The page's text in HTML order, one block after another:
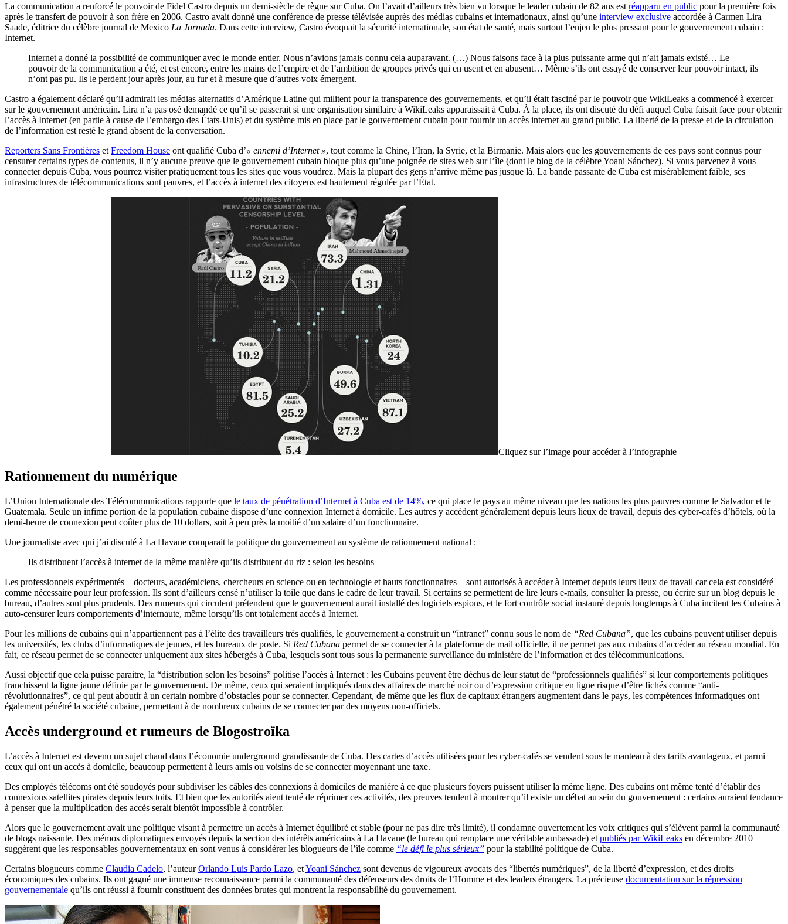
La communication a renforcé le pouvoir de Fidel Castro depuis un demi-siècle de règne sur Cuba. On l’avait d’ailleurs très bien vu lorsque le leader cubain de 82 ans est réapparu en public pour la première fois
après le transfert de pouvoir à son frère en 2006. Castro avait donné une conférence de presse télévisée auprès des médias cubains et internationaux, ainsi qu’une interview exclusive accordée à Carmen Lira
Saade, éditrice du célèbre journal de Mexico La Jornada. Dans cette interview, Castro évoquait la sécurité internationale, son état de santé, mais surtout l’enjeu le plus pressant pour le gouvernement cubain :
Internet.
Internet a donné la possibilité de communiquer avec le monde entier. Nous n’avions jamais connu cela auparavant. (…) Nous faisons face à la plus puissante arme qui n’ait jamais existé… Le
pouvoir de la communication a été, et est encore, entre les mains de l’empire et de l’ambition de groupes privés qui en usent et en abusent… Même s’ils ont essayé de conserver leur pouvoir intact, ils
n’ont pas pu. Ils le perdent jour après jour, au fur et à mesure que d’autres voix émergent.
Castro a également déclaré qu’il admirait les médias alternatifs d’Amérique Latine qui militent pour la transparence des gouvernements, et qu’il était fasciné par le pouvoir que WikiLeaks a commencé à exercer
sur le gouvernement américain. Lira n’a pas osé demandé ce qu’il se passerait si une organisation similaire à WikiLeaks apparaissait à Cuba. À la place, ils ont discuté du défi auquel Cuba faisait face pour obtenir
l’accès à Internet (en partie à cause de l’embargo des États-Unis) et du système mis en place par le gouvernement cubain pour fournir un accès internet au grand public. La liberté de la presse et de la circulation
de l’information est resté le grand absent de la conversation.
Reporters Sans Frontières et Freedom House ont qualifié Cuba d’« ennemi d’Internet », tout comme la Chine, l’Iran, la Syrie, et la Birmanie. Mais alors que les gouvernements de ces pays sont connus pour
censurer certains types de contenus, il n’y aucune preuve que le gouvernement cubain bloque plus qu’une poignée de sites web sur l’île (dont le blog de la célèbre Yoani Sánchez). Si vous parvenez à vous
connecter depuis Cuba, vous pourrez visiter pratiquement tous les sites que vous voudrez. Mais la plupart des gens n’arrive même pas jusque là. La bande passante de Cuba est misérablement faible, ses
infrastructures de télécommunications sont pauvres, et l’accès à internet des citoyens est hautement régulée par l’État.
Cliquez sur l’image pour accéder à l’infographie
Rationnement du numérique
L’Union Internationale des Télécommunications rapporte que le taux de pénétration d’Internet à Cuba est de 14%, ce qui place le pays au même niveau que les nations les plus pauvres comme le Salvador et le
Guatemala. Seule un infime portion de la population cubaine dispose d’une connexion Internet à domicile. Les autres y accèdent généralement depuis leurs lieux de travail, depuis des cyber-cafés d’hôtels, où la
demi-heure de connexion peut coûter plus de 10 dollars, soit à peu près la moitié d’un salaire d’un fonctionnaire.
Une journaliste avec qui j’ai discuté à La Havane comparait la politique du gouvernement au système de rationnement national :
Ils distribuent l’accès à internet de la même manière qu’ils distribuent du riz : selon les besoins
Les professionnels expérimentés – docteurs, académiciens, chercheurs en science ou en technologie et hauts fonctionnaires – sont autorisés à accéder à Internet depuis leurs lieux de travail car cela est considéré
comme nécessaire pour leur profession. Ils sont d’ailleurs censé n’utiliser la toile que dans le cadre de leur travail. Si certains se permettent de lire leurs e-mails, consulter la presse, ou écrire sur un blog depuis le
bureau, d’autres sont plus prudents. Des rumeurs qui circulent prétendent que le gouvernement aurait installé des logiciels espions, et le fort contrôle social instauré depuis longtemps à Cuba incitent les Cubains à
auto-censurer leurs comportements d’internaute, même lorsqu’ils ont totalement accès à Internet.
Pour les millions de cubains qui n’appartiennent pas à l’élite des travailleurs très qualifiés, le gouvernement a construit un “intranet” connu sous le nom de “Red Cubana”, que les cubains peuvent utiliser depuis
les universités, les clubs d’informatiques de jeunes, et les bureaux de poste. Si Red Cubana permet de se connecter à la plateforme de mail officielle, il ne permet pas aux cubains d’accéder au réseau mondial. En
fait, ce réseau permet de se connecter uniquement aux sites hébergés à Cuba, lesquels sont tous sous la permanente surveillance du ministère de l’information et des télécommunications.
Aussi objectif que cela puisse paraitre, la “distribution selon les besoins” politise l’accès à Internet : les Cubains peuvent être déchus de leur statut de “professionnels qualifiés” si leur comportements politiques
franchissent la ligne jaune définie par le gouvernement. De même, ceux qui seraient impliqués dans des affaires de marché noir ou d’expression critique en ligne risque d’être fichés comme “anti-
révolutionnaires”, ce qui peut aboutir à un certain nombre d’obstacles pour se connecter. Cependant, de même que les flux de capitaux étrangers augmentent dans le pays, les compétences informatiques ont
également pénétré la société cubaine, permettant à de nombreux cubains de se connecter par des moyens non-officiels.
Accès underground et rumeurs de Blogostroïka
L’accès à Internet est devenu un sujet chaud dans l’économie underground grandissante de Cuba. Des cartes d’accès utilisées pour les cyber-cafés se vendent sous le manteau à des tarifs avantageux, et parmi
ceux qui ont un accès à domicile, beaucoup permettent à leurs amis ou voisins de se connecter moyennant une taxe.
Des employés télécoms ont été soudoyés pour subdiviser les câbles des connexions à domiciles de manière à ce que plusieurs foyers puissent utiliser la même ligne. Des cubains ont même tenté d’établir des
connexions satellites pirates depuis leurs toits. Et bien que les autorités aient tenté de réprimer ces activités, des preuves tendent à montrer qu’il existe un débat au sein du gouvernement : certains auraient tendance
à penser que la multiplication des accès serait bientôt impossible à contrôler.
Alors que le gouvernement avait une politique visant à permettre un accès à Internet équilibré et stable (pour ne pas dire très limité), il condamne ouvertement les voix critiques qui s’élèvent parmi la communauté
de blogs naissante. Des mémos diplomatiques envoyés depuis la section des intérêts américains à La Havane (le bureau qui remplace une véritable ambassade) et publiés par WikiLeaks en décembre 2010
suggèrent que les responsables gouvernementaux en sont venus à considérer les blogueurs de l’île comme “le défi le plus sérieux” pour la stabilité politique de Cuba.
Certains blogueurs comme Claudia Cadelo, l’auteurOrlando Luis Pardo Lazo, etYoani Sánchez sont devenus de vigoureux avocats des “libertés numériques”, de la liberté d’expression, et des droits
économiques des cubains. Ils ont gagné une immense reconnaissance parmi la communauté des défenseurs des droits de l’Homme et des leaders étrangers. La précieuse documentation sur la répression
gouvernementale qu’ils ont réussi à fournir constituent des données brutes qui montrent la responsabilité du gouvernement.